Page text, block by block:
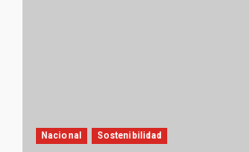
Nacional Sostenibilidad